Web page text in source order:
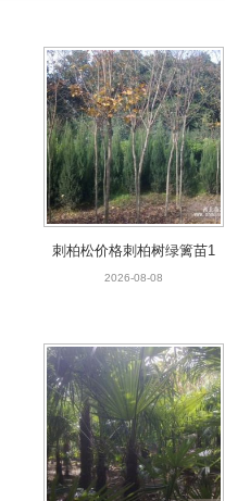
刺柏松价格刺柏树绿篱苗1
米5刺柏出售刺柏树
2026-08-08